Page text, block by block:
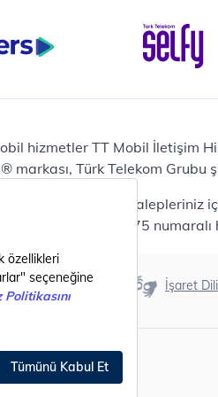
Tarife
Casper Nirvana
Notebook
Ev Telefonu
Panasonic
Modem ve Wi-Fi
Zyxel DX3300
Premium VDSL
Samsung Buds2
Samsung
Akıllı Ekran
Akıllı Cihaz
hizmetler TT Mobil İletişim
markası, Türk Telekom
mobil bireysel
için 444 0375 numaralı
Erişilebilirlik İşaret